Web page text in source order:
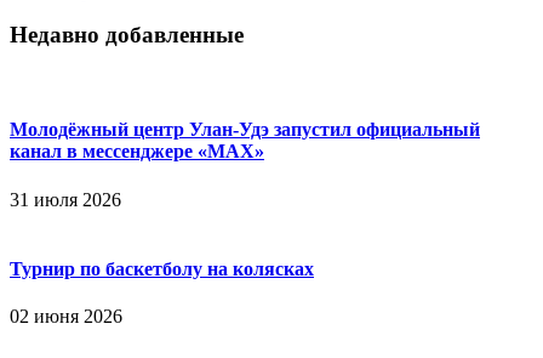
Недавно добавленные
Молодёжный центр Улан-Удэ запустил официальный
канал в мессенджере «МАХ»
31 июля 2026
Турнир по баскетболу на колясках
02 июня 2026